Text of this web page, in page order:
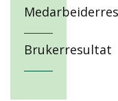
Brukerresultat